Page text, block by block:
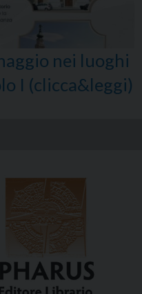
nei luoghi
I (clicca&leggi)